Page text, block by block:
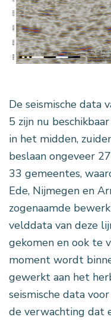
De seismische data
5 zijn nu
in het midden,
beslaan ongeveer
33 gemeentes,
Ede, Nijmegen en
zogenaamde
velddata van deze
gekomen en ook te
moment wordt
gewerkt aan het
seismische data
de verwachting dat